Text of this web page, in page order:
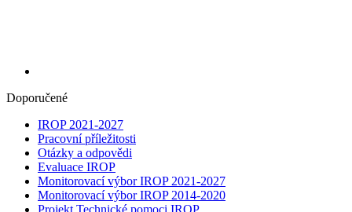
Doporučené
IROP 2021-2027
Pracovní příležitosti
Otázky a odpovědi
Evaluace IROP
Monitorovací výbor IROP 2021-2027
Monitorovací výbor IROP 2014-2020